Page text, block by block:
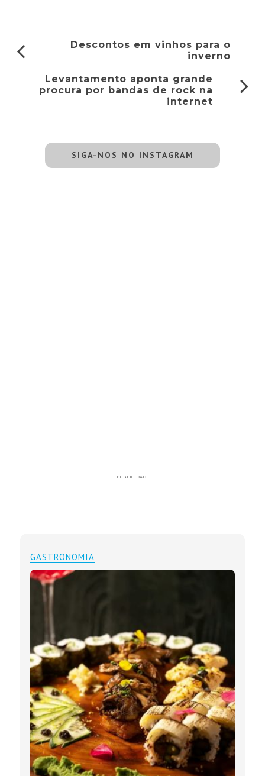
Descontos em vinhos para o
inverno
Levantamento aponta grande
procura por bandas de rock na
internet
SIGA-NOS NO INSTAGRAM
PUBLICIDADE
GASTRONOMIA